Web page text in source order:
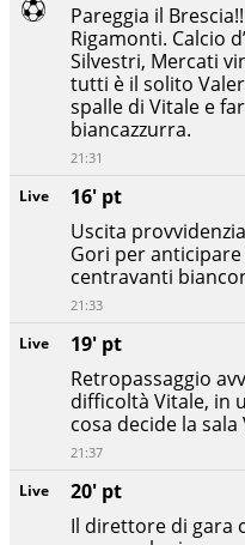
Live
20' pt
Il direttore di gara
Live
19' pt
Retropassaggio
difficoltà Vitale, in
cosa decide la sala
21:37
Live
16' pt
Uscita
Gori per
centravanti
21:33
Pareggia il
Rigamonti. Calcio
Silvestri, Mercati
tutti è il solito
spalle di Vitale e
biancazzurra.
21:31